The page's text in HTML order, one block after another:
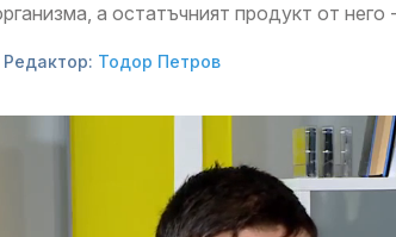
а остатъчният продукт от
Редактор: Тодор Петров